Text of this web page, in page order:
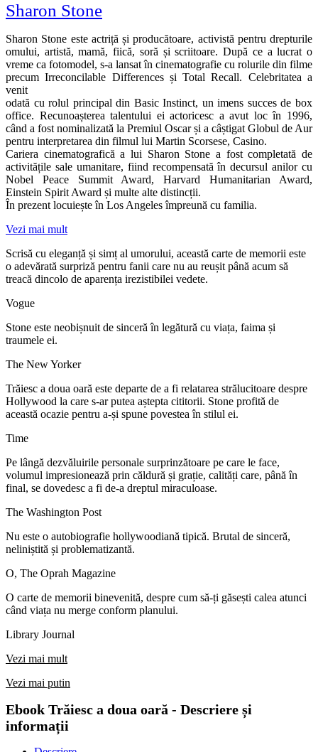
Sharon Stone
Sharon Stone este actriță și producătoare, activistă pentru drepturile
omului, artistă, mamă, fiică, soră și scriitoare. După ce a lucrat o
vreme ca fotomodel, s-a lansat în cinematografie cu rolurile din filme
precum Irreconcilable Differences și Total Recall. Celebritatea a
venit
odată cu rolul principal din Basic Instinct, un imens succes de box
office. Recunoașterea talentului ei actoricesc a avut loc în 1996,
când a fost nominalizată la Premiul Oscar și a câștigat Globul de Aur
pentru interpretarea din filmul lui Martin Scorsese, Casino.
Cariera cinematografică a lui Sharon Stone a fost completată de
activitățile sale umanitare, fiind recompensată în decursul anilor cu
Nobel Peace Summit Award, Harvard Humanitarian Award,
Einstein Spirit Award și multe alte distincții.
În prezent locuiește în Los Angeles împreună cu familia.
Vezi mai mult
Scrisă cu eleganță și simț al umorului, această carte de memorii este
o adevărată surpriză pentru fanii care nu au reușit până acum să
treacă dincolo de aparența irezistibilei vedete.
Vogue
Stone este neobișnuit de sinceră în legătură cu viața, faima și
traumele ei.
The New Yorker
Trăiesc a doua oară este departe de a fi relatarea strălucitoare despre
Hollywood la care s-ar putea aștepta cititorii. Stone profită de
această ocazie pentru a-și spune povestea în stilul ei.
Time
Pe lângă dezvăluirile personale surprinzătoare pe care le face,
volumul impresionează prin căldură și grație, calități care, până în
final, se dovedesc a fi de-a dreptul miraculoase.
The Washington Post
Nu este o autobiografie hollywoodiană tipică. Brutal de sinceră,
neliniștită și problematizantă.
O, The Oprah Magazine
O carte de memorii binevenită, despre cum să-ți găsești calea atunci
când viața nu merge conform planului.
Library Journal
Vezi mai mult
Vezi mai putin
Ebook Trăiesc a doua oară - Descriere și
informații